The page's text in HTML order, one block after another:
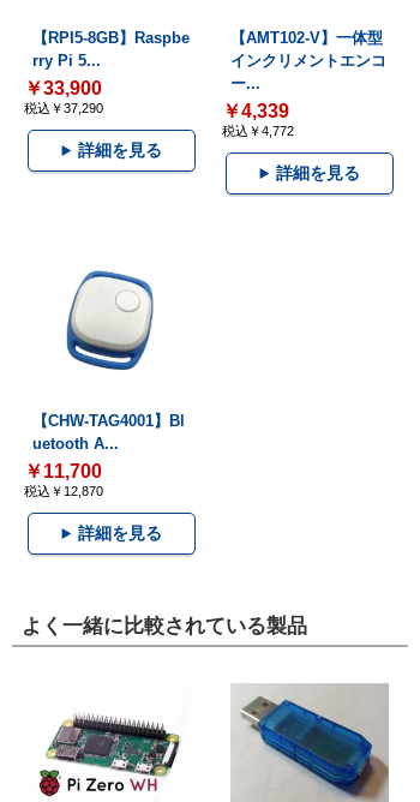
【RPI5-8GB】Raspbe
rry Pi 5...
￥33,900
税込￥37,290
詳細を見る
【AMT102-V】一体型
インクリメントエンコ
ー...
￥4,339
税込￥4,772
詳細を見る
【CHW-TAG4001】Bl
uetooth A...
￥11,700
税込￥12,870
詳細を見る
よく一緒に比較されている製品